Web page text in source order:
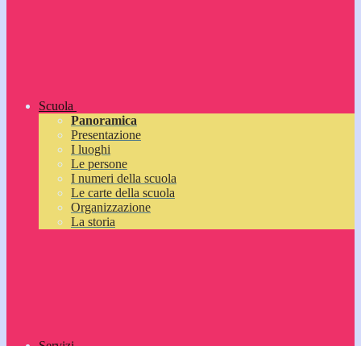
Scuola
Panoramica
Presentazione
I luoghi
Le persone
I numeri della scuola
Le carte della scuola
Organizzazione
La storia